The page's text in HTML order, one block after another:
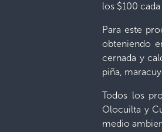
los $100
Para este
obteniendo
cernada y
piña,
Todos los
Olocuilta y
medio